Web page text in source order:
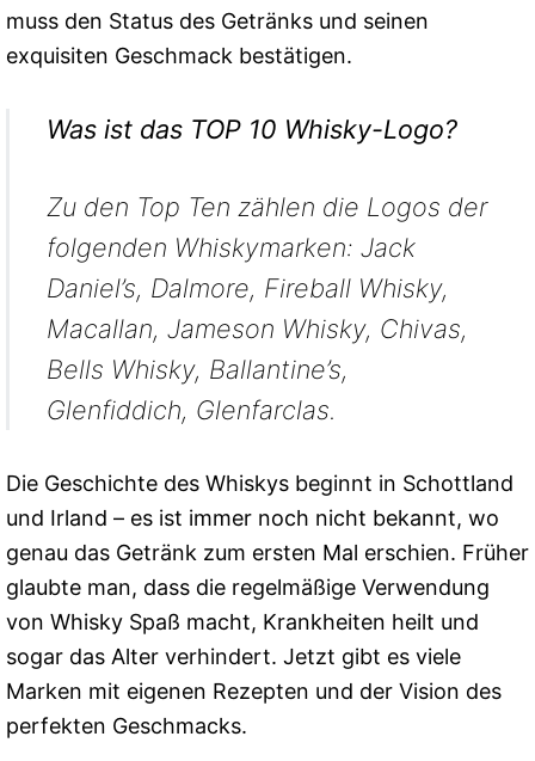
muss den Status des Getränks und seinen
exquisiten Geschmack bestätigen.
Was ist das TOP 10 Whisky-Logo?
Zu den Top Ten zählen die Logos der
folgenden Whiskymarken: Jack
Daniel’s, Dalmore, Fireball Whisky,
Macallan, Jameson Whisky, Chivas,
Bells Whisky, Ballantine’s,
Glenfiddich, Glenfarclas.
Die Geschichte des Whiskys beginnt in Schottland
und Irland – es ist immer noch nicht bekannt, wo
genau das Getränk zum ersten Mal erschien. Früher
glaubte man, dass die regelmäßige Verwendung
von Whisky Spaß macht, Krankheiten heilt und
sogar das Alter verhindert. Jetzt gibt es viele
Marken mit eigenen Rezepten und der Vision des
perfekten Geschmacks.